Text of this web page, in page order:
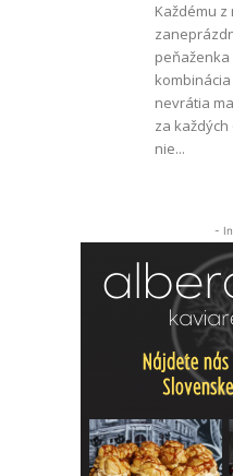
Každému
nevrátia majiteľovi
za
nie...
-